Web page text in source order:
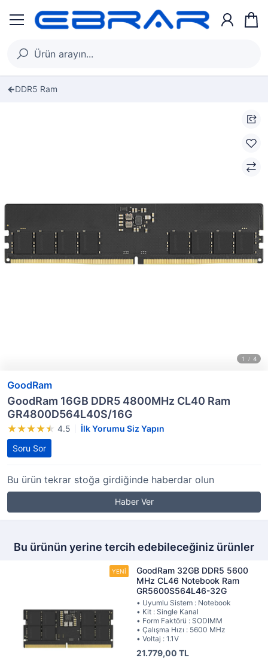
DDR5 Ram
GoodRam
GoodRam 16GB DDR5 4800MHz CL40 Ram
GR4800D564L40S/16G
4.5
İlk Yorumu Siz Yapın
Soru Sor
Bu ürün tekrar stoğa girdiğinde haberdar olun
Haber Ver
Bu ürünün yerine tercih edebileceğiniz ürünler
GoodRam 32GB DDR5 5600
MHz CL46 Notebook Ram
GR5600S564L46-32G
• Uyumlu Sistem : Notebook
• Kit : Single Kanal
• Form Faktörü : SODIMM
• Çalışma Hızı : 5600 MHz
• Voltaj : 1.1V
21.779,00 TL